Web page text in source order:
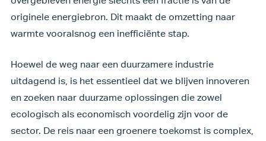
originele energiebron. Dit maakt de omzetting naar
warmte vooralsnog een inefficiënte stap.
Hoewel de weg naar een duurzamere industrie
uitdagend is, is het essentieel dat we blijven innoveren
en zoeken naar duurzame oplossingen die zowel
ecologisch als economisch voordelig zijn voor de
sector. De reis naar een groenere toekomst is complex,